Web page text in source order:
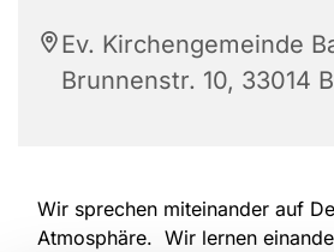
Ev. Kirchengemeinde
Brunnenstr. 10, 33014
Wir sprechen miteinander auf
Atmosphäre. Wir lernen